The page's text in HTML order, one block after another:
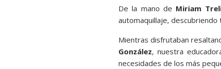
De la mano de Miriam
automaquillaje,
Mientras disfrutaban
González, nuestra
necesidades de los más